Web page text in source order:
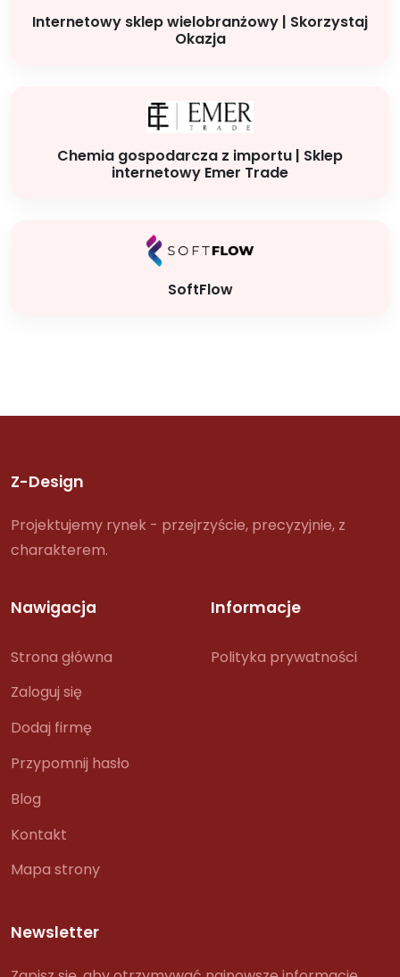
Internetowy sklep wielobranżowy | Skorzystaj
Okazja
Chemia gospodarcza z importu | Sklep
internetowy Emer Trade
SoftFlow
Z-Design
Projektujemy rynek - przejrzyście, precyzyjnie, z
charakterem.
Nawigacja
Strona główna
Zaloguj się
Dodaj firmę
Przypomnij hasło
Blog
Kontakt
Mapa strony
Informacje
Polityka prywatności
Newsletter